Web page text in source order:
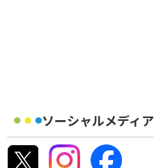
ソーシャルメディア